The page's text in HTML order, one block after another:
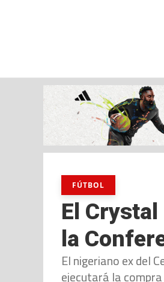
FÚTBOL
El
la
El nigeriano ex del
ejecutará la